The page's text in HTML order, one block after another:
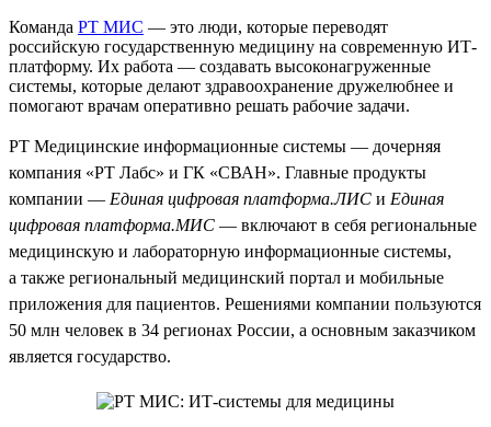
Команда РТ МИС — это люди, которые переводят
российскую государственную медицину на современную ИТ-
платформу. Их работа — создавать высоконагруженные
системы, которые делают здравоохранение дружелюбнее и
помогают врачам оперативно решать рабочие задачи.
РТ Медицинские информационные системы — дочерняя
компания «РТ Лабс» и ГК «СВАН». Главные продукты
компании — Единая цифровая платформа.ЛИС и Единая
цифровая платформа.МИС — включают в себя региональные
медицинскую и лабораторную информационные системы,
а также региональный медицинский портал и мобильные
приложения для пациентов. Решениями компании пользуются
50 млн человек в 34 регионах России, а основным заказчиком
является государство.